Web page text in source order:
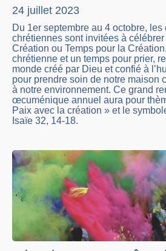
24 juillet 2023
Du 1er septembre au 4 octobre, les
chrétiennes sont invitées à
Création ou Temps pour la
chrétienne et un temps pour prier,
monde créé par Dieu et confié à
pour prendre soin de notre maison
à notre environnement. Ce grand
œcuménique annuel aura pour
Paix avec la création » et le
Isaïe 32, 14-18.